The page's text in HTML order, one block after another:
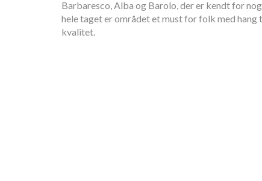
Barbaresco, Alba og Barolo, der er kendt for
hele taget er området et must for folk med
kvalitet.